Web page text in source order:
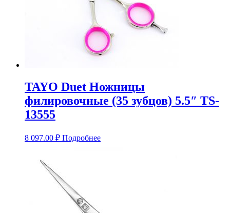
TAYO Duet Ножницы
филировочные (35 зубцов) 5.5″ TS-
13555
8 097.00 ₽ Подробнее